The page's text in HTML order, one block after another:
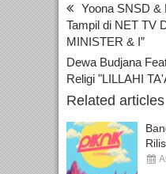
Yoona SNSD &
Tampil di NET TV
MINISTER & I”
Dewa Budjana
Religi "LILLAHI
Related articles